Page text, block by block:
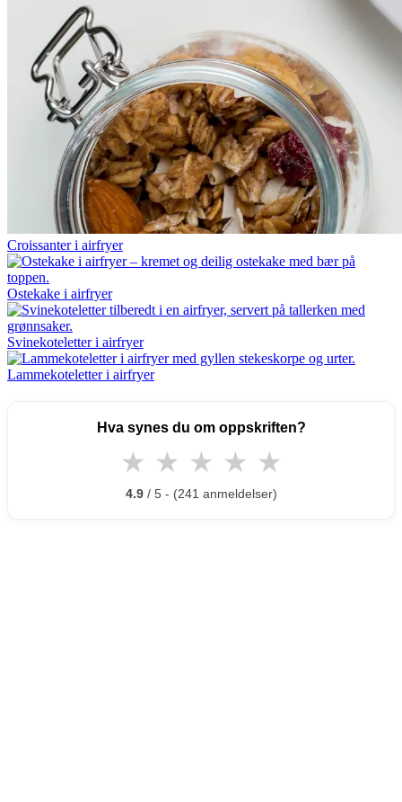
Croissanter i airfryer
Ostekake i airfryer
Svinekoteletter i airfryer
Lammekoteletter i airfryer
Hva synes du om oppskriften?
★ ★ ★ ★ ★
4.9/ 5 - (241 anmeldelser)